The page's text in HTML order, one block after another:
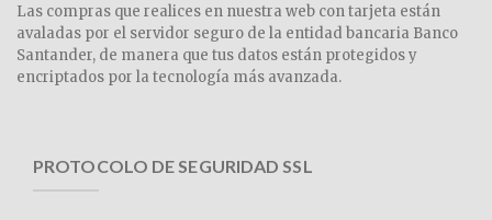
Las compras que realices en nuestra web con tarjeta están
avaladas por el servidor seguro de la entidad bancaria Banco
Santander, de manera que tus datos están protegidos y
encriptados por la tecnología más avanzada.
PROTOCOLO DE SEGURIDAD SSL